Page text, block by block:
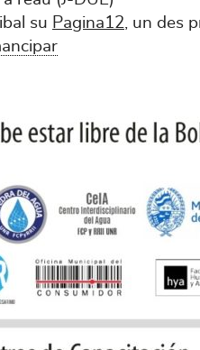
su Pagina12, un des